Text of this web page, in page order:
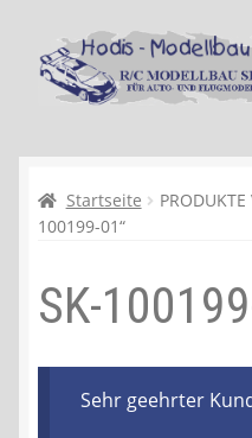
Zur
Navigation
springen
Zum
Inhalt
springen
Kasse
Recycling, Entsorgung
Shop
Startseite
PRODUKTE
100199-01“
SK-
Sehr geehrter